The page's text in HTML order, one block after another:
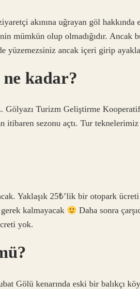
akınına uğrayan göl hakkında
mümkün olup olmadığıdır. Ancak
yüzemezsiniz ancak içeri girip
kadar?
Gölyazı Turizm Geliştirme
sezonu açtı. Tur
Yaklaşık 25₺’lik bir otopark
kalmayacak
Daha sonra
yok.
Gölü kenarında eski bir balıkçı